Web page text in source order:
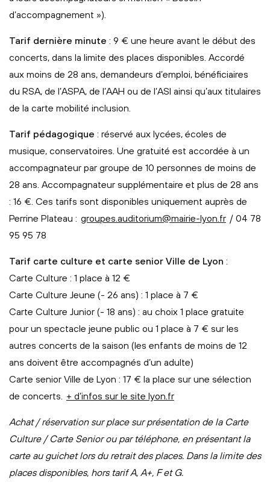
d’accompagnement »).
Tarif dernière minute : 9 € une heure avant le début des
concerts, dans la limite des places disponibles. Accordé
aux moins de 28 ans, demandeurs d’emploi, bénéficiaires
du RSA, de l’ASPA, de l’AAH ou de l’ASI ainsi qu’aux titulaires
de la carte mobilité inclusion.
Tarif pédagogique : réservé aux lycées, écoles de
musique, conservatoires. Une gratuité est accordée à un
accompagnateur par groupe de 10 personnes de moins de
28 ans. Accompagnateur supplémentaire et plus de 28 ans
: 16 €. Ces tarifs sont disponibles uniquement auprès de
Perrine Plateau : groupes.auditorium@mairie-lyon.fr / 04 78
95 95 78
Tarif carte culture et carte senior Ville de Lyon :
Carte Culture : 1 place à 12 €
Carte Culture Jeune (- 26 ans) : 1 place à 7 €
Carte Culture Junior (- 18 ans) : au choix 1 place gratuite
pour un spectacle jeune public ou 1 place à 7 € sur les
autres concerts de la saison (les enfants de moins de 12
ans doivent être accompagnés d’un adulte)
Carte senior Ville de Lyon : 17 € la place sur une sélection
de concerts.
+ d’infos sur le site lyon.fr
Achat / réservation sur place sur présentation de la Carte
Culture / Carte Senior ou par téléphone, en présentant la
carte au guichet lors du retrait des places. Dans la limite des
places disponibles, hors tarif A, A+, F et G.